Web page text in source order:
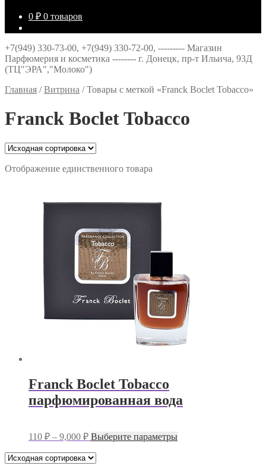
0 ₽ 0 товаров
+7(949) 330-73-00, +7(949) 330-72-00, --------- Магазин
Парфюмерия и косметика -------- г. Донецк, пр-т Ильича, 93Д
(ТЦ"ЭРА","Молоко")
Главная /Витрина /Товары с меткой «Franck Boclet Tobacco»
Franck Boclet Tobacco
Отображение единственного товара
Franck Boclet Tobacco
парфюмированная вода
110 ₽ – 9,000 ₽Диапазон
110 ₽
Выберите параметрыЭтот